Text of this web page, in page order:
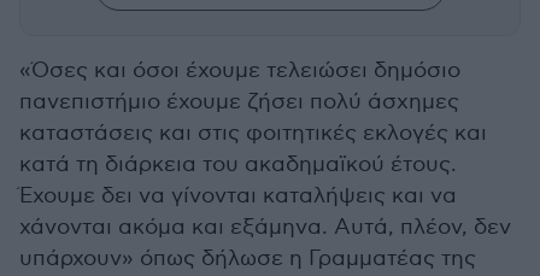
«Όσες και όσοι έχουμε τελειώσει δημόσιο
πανεπιστήμιο έχουμε ζήσει πολύ άσχημες
καταστάσεις και στις φοιτητικές εκλογές και
κατά τη διάρκεια του ακαδημαϊκού έτους.
Έχουμε δει να γίνονται καταλήψεις και να
χάνονται ακόμα και εξάμηνα. Αυτά, πλέον, δεν
υπάρχουν» όπως δήλωσε η Γραμματέας της